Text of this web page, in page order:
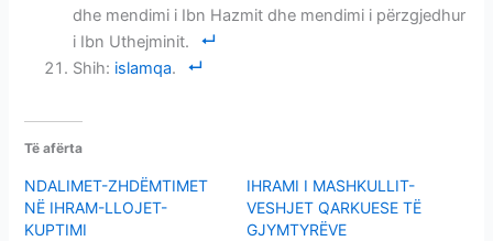
dhe mendimi i Ibn Hazmit dhe mendimi i përzgjedhur
i Ibn Uthejminit.
Shih: islamqa.
Të afërta
NDALIMET-ZHDËMTIMET
NË IHRAM-LLOJET-
KUPTIMI
IHRAMI I MASHKULLIT-
VESHJET QARKUESE TË
GJYMTYRËVE